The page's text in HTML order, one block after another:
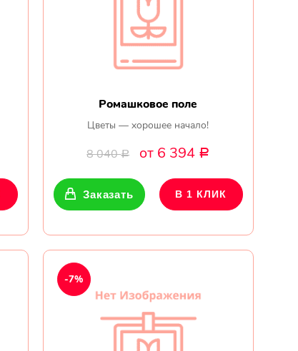
Ромашковое поле
Цветы — хорошее начало!
8 040Р от 6 394 Р
Заказать В 1 КЛИК
-7%